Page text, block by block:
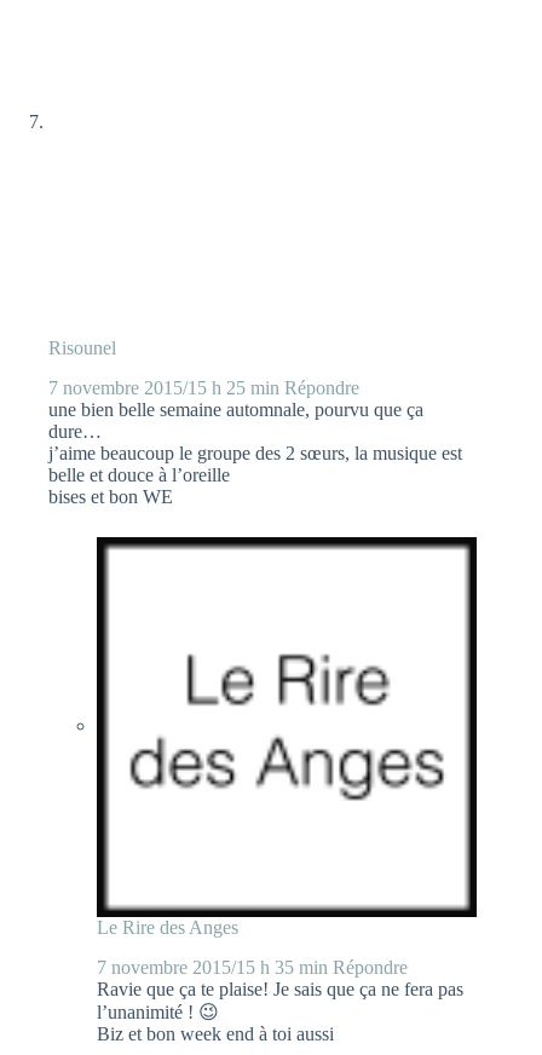
Risounel
7 novembre 2015/15 h 25 min Répondre
une bien belle semaine automnale, pourvu que ça
dure…
j’aime beaucoup le groupe des 2 sœurs, la musique est
belle et douce à l’oreille
bises et bon WE
Le Rire des Anges
7 novembre 2015/15 h 35 min Répondre
Ravie que ça te plaise! Je sais que ça ne fera pas
l’unanimité ! 😉
Biz et bon week end à toi aussi